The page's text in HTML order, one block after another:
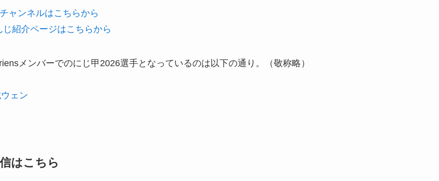
ャンネルはこちらから
紹介ページはこちらから
メンバーでのにじ甲2026選手となっているのは以下の通り。（敬称略）
ェン
はこちら